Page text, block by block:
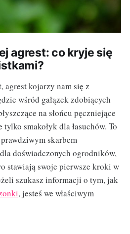
agrest: co kryje się
agrest kojarzy nam się z
wśród gałązek zdobiących
na słońcu pęczniejące
smakołyk dla łasuchów. To
skarbem
doświadczonych ogrodników,
stawiają swoje pierwsze kroki w
szukasz informacji o tym, jak
, jesteś we właściwym